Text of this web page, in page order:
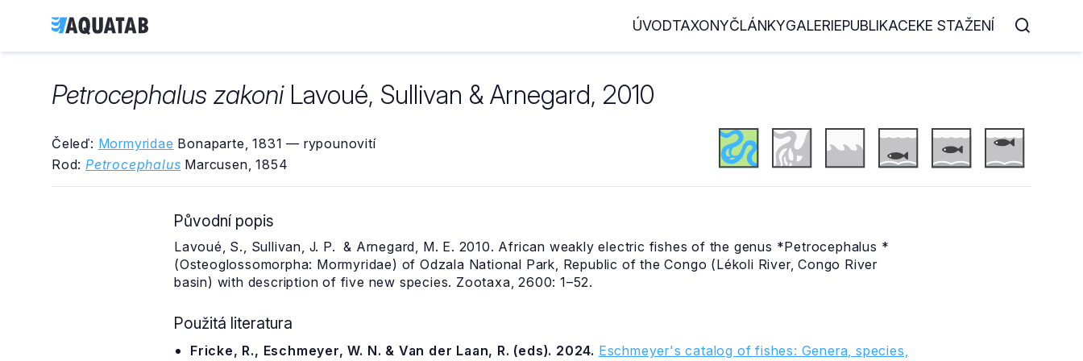
ÚVODTAXONYČLÁNKYGALERIEPUBLIKACEKE STAŽENÍ
Petrocephalus zakoniLavoué, Sullivan & Arnegard, 2010
Čeleď: Mormyridae Bonaparte, 1831 — rypounovití
Rod: Petrocephalus Marcusen, 1854
Původní popis
Lavoué, S., Sullivan, J. P. & Arnegard, M. E. 2010. African weakly electric fishes of the genus *Petrocephalus *
(Osteoglossomorpha: Mormyridae) of Odzala National Park, Republic of the Congo (Lékoli River, Congo River
basin) with description of five new species. Zootaxa, 2600: 1–52.
Použitá literatura
Fricke, R., Eschmeyer, W. N. & Van der Laan, R. (eds). 2024. Eschmeyer's catalog of fishes: Genera, species,